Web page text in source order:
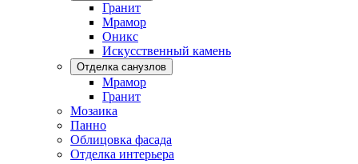
Гранит
Мрамор
Оникс
Искусственный камень
Отделка санузлов
Мрамор
Гранит
Мозаика
Панно
Облицовка фасада
Отделка интерьера